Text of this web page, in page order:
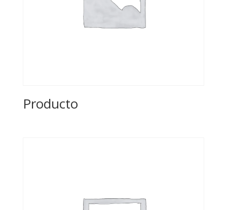
Producto